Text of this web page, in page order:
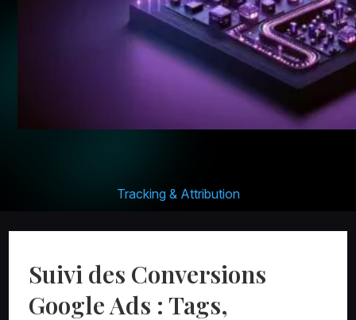
Tracking & Attribution
Suivi des Conversions
Google Ads : Tags,